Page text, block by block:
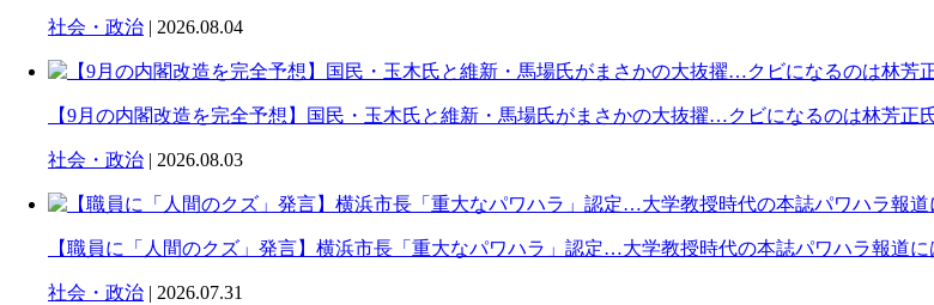
社会・政治 | 2026.08.04
【9月の内閣改造を完全予想】国民・玉木氏と維新・馬場氏がまさかの大抜擢…クビになるのは林芳
社会・政治 | 2026.08.03
【職員に「人間のクズ」発言】横浜市長「重大なパワハラ」認定…大学教授時代の本誌パワハラ報道
社会・政治 | 2026.07.31